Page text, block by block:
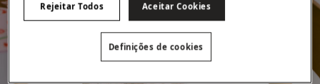
Rejeitar Todos Aceitar Cookies
Definições de cookies